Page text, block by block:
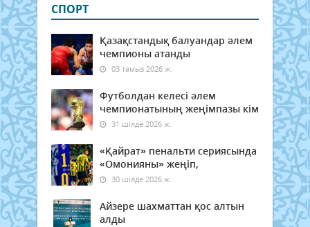
СПОРТ
Қазақстандық балуандар әлем
чемпионы атанды
03 тамыз 2026 ж.
Футболдан келесі әлем
чемпионатының жеңімпазы кім
31 шілде 2026 ж.
«Қайрат» пенальти сериясында
«Омонияны» жеңіп,
30 шілде 2026 ж.
Айзере шахматтан қос алтын
алды